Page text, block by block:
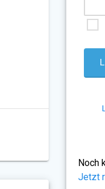
Noch
Jetzt